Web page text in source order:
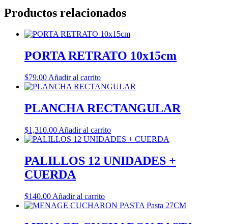
Productos relacionados
PORTA RETRATO 10x15cm
$79.00 Añadir al carrito
PLANCHA RECTANGULAR
$1,310.00 Añadir al carrito
PALILLOS 12 UNIDADES +
CUERDA
$140.00 Añadir al carrito